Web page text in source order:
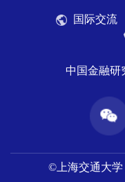
国际交流
中国金融研
©上海交通大学